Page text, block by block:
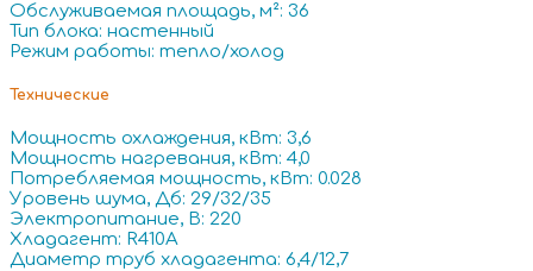
Обслуживаемая площадь, м²: 36
Тип блока: настенный
Режим работы: тепло/холод
Технические
Мощность охлаждения, кВт: 3,6
Мощность нагревания, кВт: 4,0
Потребляемая мощность, кВт: 0.028
Уровень шума, Дб: 29/32/35
Электропитание, В: 220
Хладагент: R410A
Диаметр труб хладагента: 6,4/12,7